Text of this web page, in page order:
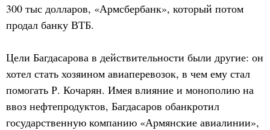
300 тыс долларов, «Армсбербанк», который потом
продал банку ВТБ.
Цели Багдасарова в действительности были другие: он
хотел стать хозяином авиаперевозок, в чем ему стал
помогать Р. Кочарян. Имея влияние и монополию на
ввоз нефтепродуктов, Багдасаров обанкротил
государственную компанию «Армянские авиалинии»,